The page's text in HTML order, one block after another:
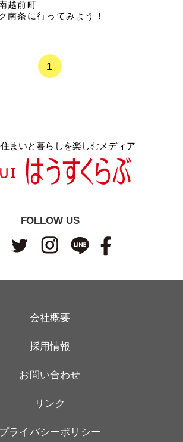
越前町
南条に行ってみよう！
1
まいと暮らしを楽しむメディア
FOLLOW US
会社概要
採用情報
お問い合わせ
リンク
プライバシーポリシー